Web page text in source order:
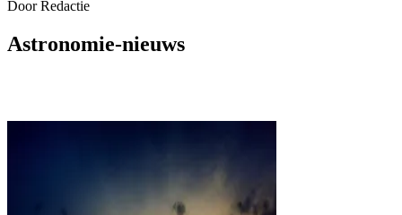
DoorRedactie
Astronomie-nieuws